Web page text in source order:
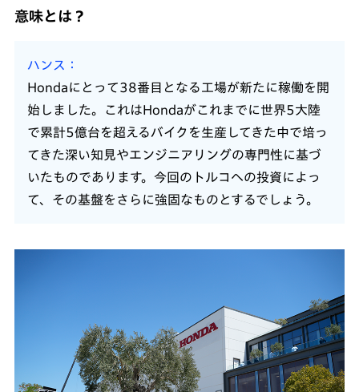
意味とは？
ハンス
Hondaにとって38番目となる工場が新たに稼働を開
始しました。これはHondaがこれまでに世界5大陸
で累計5億台を超えるバイクを生産してきた中で培っ
てきた深い知見やエンジニアリングの専門性に基づ
いたものであります。今回のトルコへの投資によっ
て、その基盤をさらに強固なものとするでしょう。